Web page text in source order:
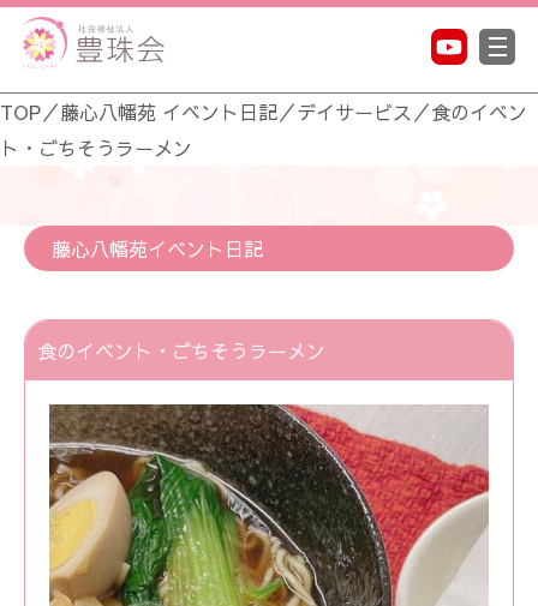
TOP／藤心八幡苑 イベント日記／デイサービス ／食のイベン
ト・ごちそうラーメン
藤心八幡苑イベント日記
食のイベント・ごちそうラーメン